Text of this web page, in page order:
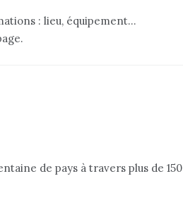
: lieu, équipement…
de pays à travers plus de 150